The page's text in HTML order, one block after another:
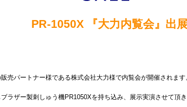
PR-1050X 『大力内覧会』出展
売パートナー様である株式会社大力様で内覧会が開催されます
機PR1050Xを持ち込み、展示実演させて頂きま